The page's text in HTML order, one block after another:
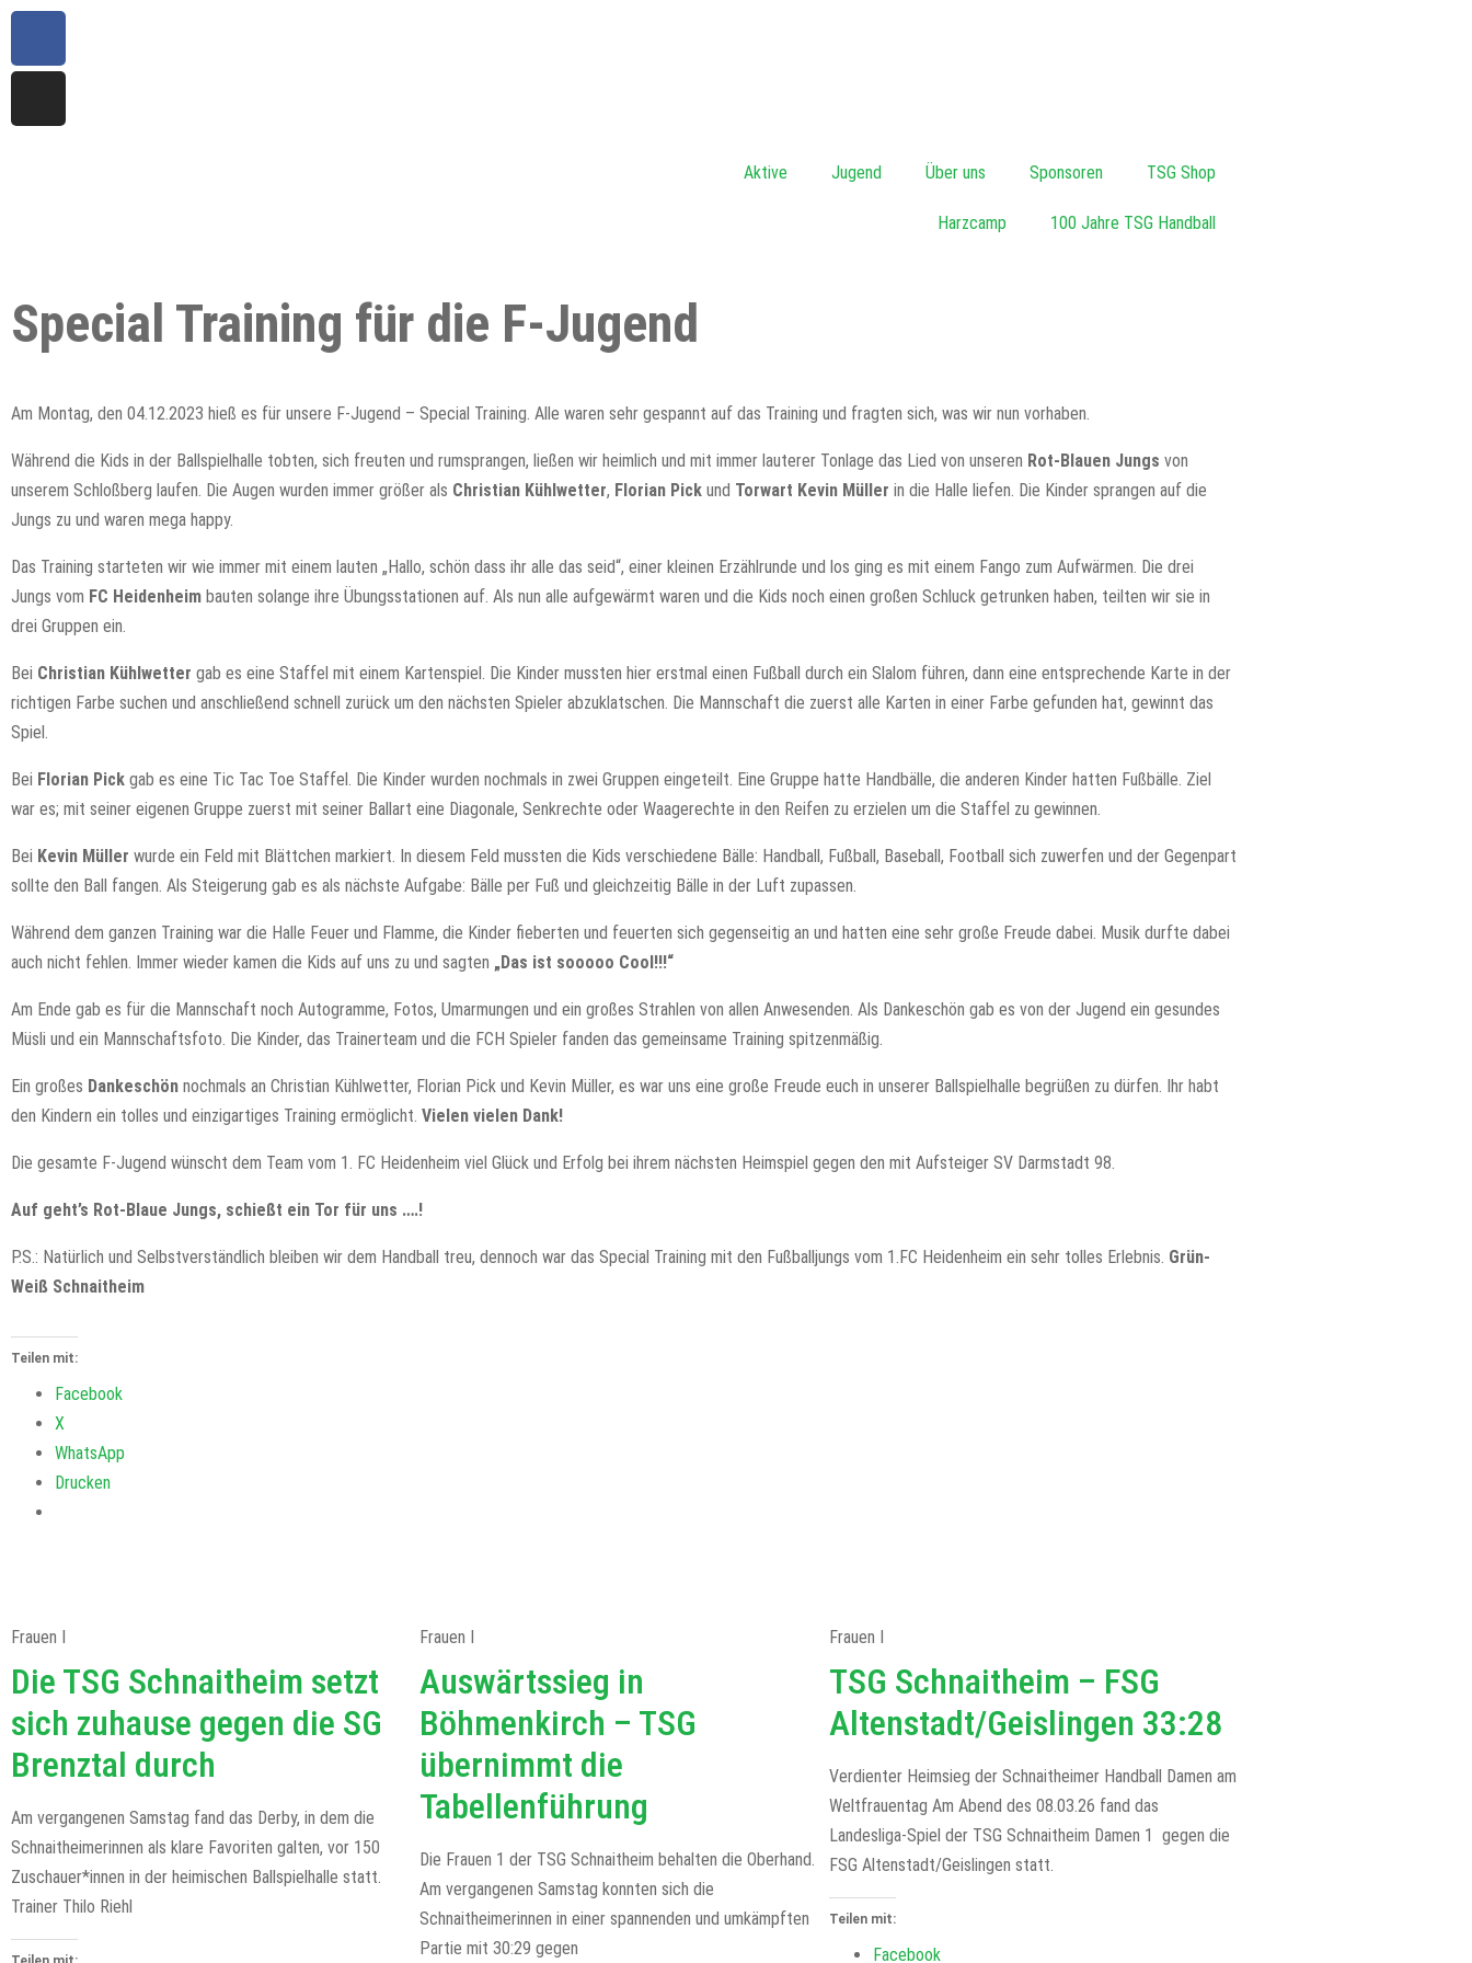
Aktive Jugend Über uns Sponsoren TSG Shop
Harzcamp 100 Jahre TSG Handball
Special Training für die F-Jugend
Am Montag, den 04.12.2023 hieß es für unsere F-Jugend – Special Training. Alle waren sehr gespannt auf das Training und fragten sich, was wir nun vorhaben.
Während die Kids in der Ballspielhalle tobten, sich freuten und rumsprangen, ließen wir heimlich und mit immer lauterer Tonlage das Lied von unseren Rot-Blauen Jungs von
unserem Schloßberg laufen. Die Augen wurden immer größer als Christian Kühlwetter, Florian Pick und Torwart Kevin Müller in die Halle liefen. Die Kinder sprangen auf die
Jungs zu und waren mega happy.
Das Training starteten wir wie immer mit einem lauten „Hallo, schön dass ihr alle das seid“, einer kleinen Erzählrunde und los ging es mit einem Fango zum Aufwärmen. Die drei
Jungs vom FC Heidenheim bauten solange ihre Übungsstationen auf. Als nun alle aufgewärmt waren und die Kids noch einen großen Schluck getrunken haben, teilten wir sie in
drei Gruppen ein.
Bei Christian Kühlwetter gab es eine Staffel mit einem Kartenspiel. Die Kinder mussten hier erstmal einen Fußball durch ein Slalom führen, dann eine entsprechende Karte in der
richtigen Farbe suchen und anschließend schnell zurück um den nächsten Spieler abzuklatschen. Die Mannschaft die zuerst alle Karten in einer Farbe gefunden hat, gewinnt das
Spiel.
Bei Florian Pick gab es eine Tic Tac Toe Staffel. Die Kinder wurden nochmals in zwei Gruppen eingeteilt. Eine Gruppe hatte Handbälle, die anderen Kinder hatten Fußbälle. Ziel
war es; mit seiner eigenen Gruppe zuerst mit seiner Ballart eine Diagonale, Senkrechte oder Waagerechte in den Reifen zu erzielen um die Staffel zu gewinnen.
Bei Kevin Müller wurde ein Feld mit Blättchen markiert. In diesem Feld mussten die Kids verschiedene Bälle: Handball, Fußball, Baseball, Football sich zuwerfen und der Gegenpart
sollte den Ball fangen. Als Steigerung gab es als nächste Aufgabe: Bälle per Fuß und gleichzeitig Bälle in der Luft zupassen.
Während dem ganzen Training war die Halle Feuer und Flamme, die Kinder fieberten und feuerten sich gegenseitig an und hatten eine sehr große Freude dabei. Musik durfte dabei
auch nicht fehlen. Immer wieder kamen die Kids auf uns zu und sagten „Das ist sooooo Cool!!!“
Am Ende gab es für die Mannschaft noch Autogramme, Fotos, Umarmungen und ein großes Strahlen von allen Anwesenden. Als Dankeschön gab es von der Jugend ein gesundes
Müsli und ein Mannschaftsfoto. Die Kinder, das Trainerteam und die FCH Spieler fanden das gemeinsame Training spitzenmäßig.
Ein großes Dankeschön nochmals an Christian Kühlwetter, Florian Pick und Kevin Müller, es war uns eine große Freude euch in unserer Ballspielhalle begrüßen zu dürfen. Ihr habt
den Kindern ein tolles und einzigartiges Training ermöglicht. Vielen vielen Dank!
Die gesamte F-Jugend wünscht dem Team vom 1. FC Heidenheim viel Glück und Erfolg bei ihrem nächsten Heimspiel gegen den mit Aufsteiger SV Darmstadt 98.
Auf geht’s Rot-Blaue Jungs, schießt ein Tor für uns ….!
P.S.: Natürlich und Selbstverständlich bleiben wir dem Handball treu, dennoch war das Special Training mit den Fußballjungs vom 1.FC Heidenheim ein sehr tolles Erlebnis. Grün-
Weiß Schnaitheim
Teilen mit:
Facebook
X
WhatsApp
Drucken
Frauen I
Die TSG Schnaitheim setzt
sich zuhause gegen die SG
Brenztal durch
Am vergangenen Samstag fand das Derby, in dem die
Schnaitheimerinnen als klare Favoriten galten, vor 150
Zuschauer*innen in der heimischen Ballspielhalle statt.
Trainer Thilo Riehl
Frauen I
Auswärtssieg in
Böhmenkirch – TSG
übernimmt die
Tabellenführung
Die Frauen 1 der TSG Schnaitheim behalten die Oberhand.
Am vergangenen Samstag konnten sich die
Schnaitheimerinnen in einer spannenden und umkämpften
Partie mit 30:29 gegen
Frauen I
TSG Schnaitheim – FSG
Altenstadt/Geislingen 33:28
Verdienter Heimsieg der Schnaitheimer Handball Damen am
Weltfrauentag Am Abend des 08.03.26 fand das
Landesliga-Spiel der TSG Schnaitheim Damen 1 gegen die
FSG Altenstadt/Geislingen statt.
Teilen mit:
Facebook